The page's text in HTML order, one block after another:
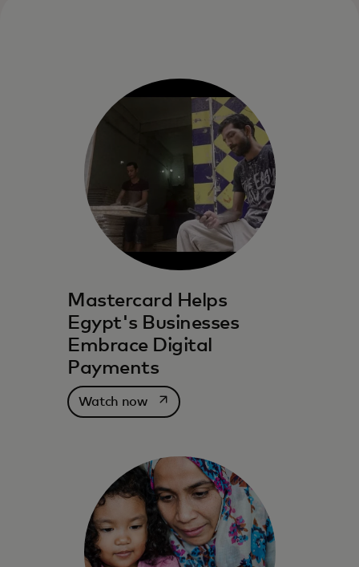
card acceptance faster and more
Mastercard Helps
Egypt's Businesses
Embrace Digital
Payments
Watch nowse abre en una pestaña nueva